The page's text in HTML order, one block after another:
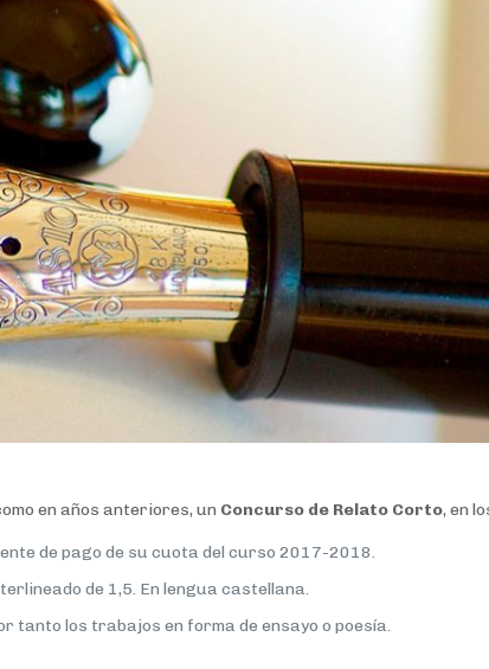
en años anteriores, un Concurso de Relato Corto, en
de pago de su cuota del curso 2017-2018.
de 1,5. En lengua castellana.
tanto los trabajos en forma de ensayo o poesía.